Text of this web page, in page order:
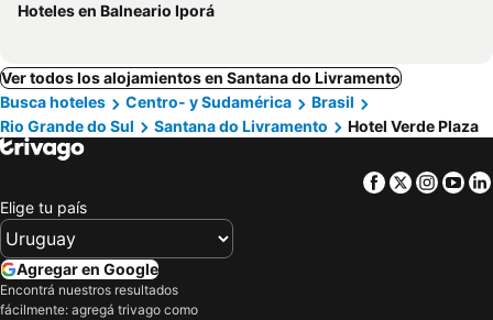
Hoteles en Balneario Iporá
Ver todos los alojamientos en Santana do Livramento
Busca hoteles
Centro- y Sudamérica
Brasil
Rio Grande do Sul
Santana do Livramento Hotel Verde Plaza
Facebook
Twitter
Elige tu país
Agregar en Google
Encontrá nuestros resultados
fácilmente: agregá trivago como